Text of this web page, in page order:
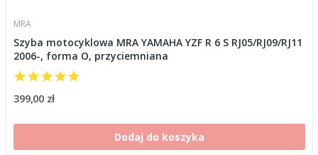
MRA
Szyba motocyklowa MRA YAMAHA YZF R 6 S RJ05/RJ09/RJ11
2006-, forma O, przyciemniana
399,00 zł
Dodaj do koszyka